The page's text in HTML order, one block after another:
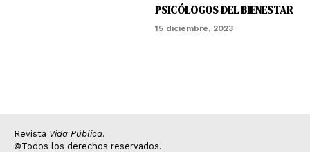
PSICÓLOGOS DEL BIENESTAR
15 diciembre, 2023
Revista Vida Pública.
©Todos los derechos reservados.